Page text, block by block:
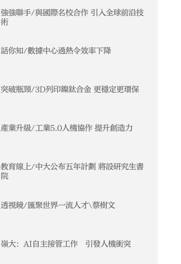
強強聯手/與國際名校合作 引入全球前沿技
術
話你知/數據中心過熱令效率下降
突破瓶頸/3D列印鎳鈦合金 更穩定更環保
產業升級/工業5.0人機協作 提升創造力
教育線上/中大公布五年計劃 將設研究生書
院
透視鏡/匯聚世界一流人才\蔡樹文
嶺大：AI自主接管工作 引發人機衝突